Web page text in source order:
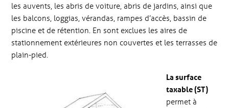
les auvents, les abris de voiture, abris de jardins, ainsi que
les balcons, loggias, vérandas, rampes d’accès, bassin de
piscine et de rétention. En sont exclues les aires de
stationnement extérieures non couvertes et les terrasses de
plain-pied.
La surface
taxable (ST)
permet à